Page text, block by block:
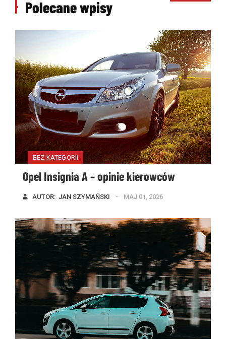
Polecane wpisy
BEZ KATEGORII
Opel Insignia A – opinie kierowców
AUTOR: JAN SZYMAŃSKI MAJ 01, 2026